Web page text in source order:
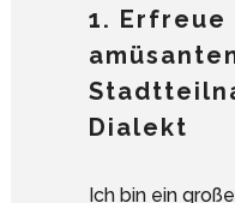
1. Erfreue
Dialekt
Ich bin ein